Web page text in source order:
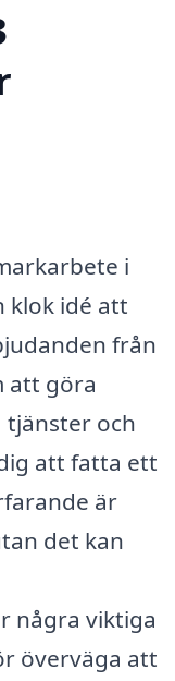
i
klok idé att
från
att göra
tjänster och
att fatta ett
är
det kan
några viktiga
överväga att